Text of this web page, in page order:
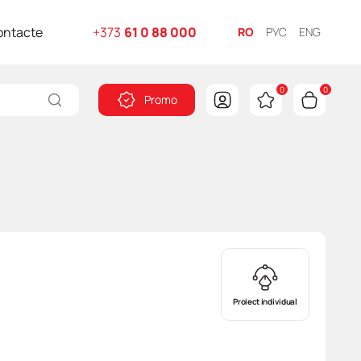
+373 61 0 88 000 RO РУС ENG
Promo
0 0
Proiect individual